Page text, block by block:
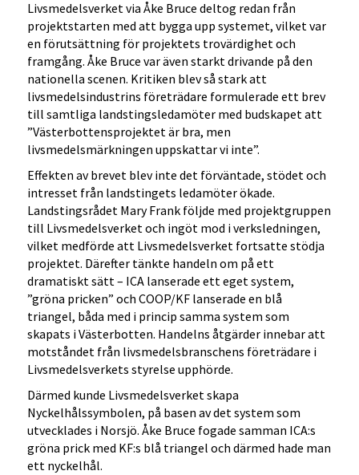
Livsmedelsverket via Åke Bruce deltog redan från
projektstarten med att bygga upp systemet, vilket var
en förutsättning för projektets trovärdighet och
framgång. Åke Bruce var även starkt drivande på den
nationella scenen. Kritiken blev så stark att
livsmedelsindustrins företrädare formulerade ett brev
till samtliga landstingsledamöter med budskapet att
”Västerbottensprojektet är bra, men
livsmedelsmärkningen uppskattar vi inte”.
Effekten av brevet blev inte det förväntade, stödet och
intresset från landstingets ledamöter ökade.
Landstingsrådet Mary Frank följde med projektgruppen
till Livsmedelsverket och ingöt mod i verksledningen,
vilket medförde att Livsmedelsverket fortsatte stödja
projektet. Därefter tänkte handeln om på ett
dramatiskt sätt – ICA lanserade ett eget system,
”gröna pricken” och COOP/KF lanserade en blå
triangel, båda med i princip samma system som
skapats i Västerbotten. Handelns åtgärder innebar att
motståndet från livsmedelsbranschens företrädare i
Livsmedelsverkets styrelse upphörde.
Därmed kunde Livsmedelsverket skapa
Nyckelhålssymbolen, på basen av det system som
utvecklades i Norsjö. Åke Bruce fogade samman ICA:s
gröna prick med KF:s blå triangel och därmed hade man
ett nyckelhål.